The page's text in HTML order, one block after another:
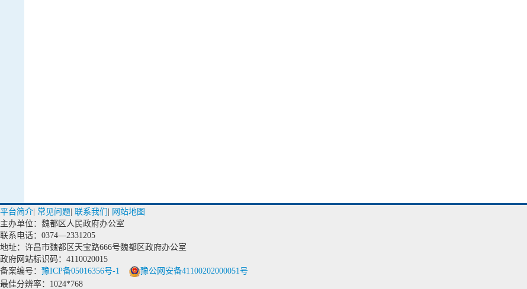
平台简介 常见问题 联系我们
网站地图
主办单位：魏都区人民政府办公室
联系电话：0374—2331205
地址：许昌市魏都区天宝路666号魏都区政府办公室
政府网站标识码：4110020015
备案编号： 豫ICP备05016356号-1
豫公网安备41100202000051号
最佳分辨率：1024*768